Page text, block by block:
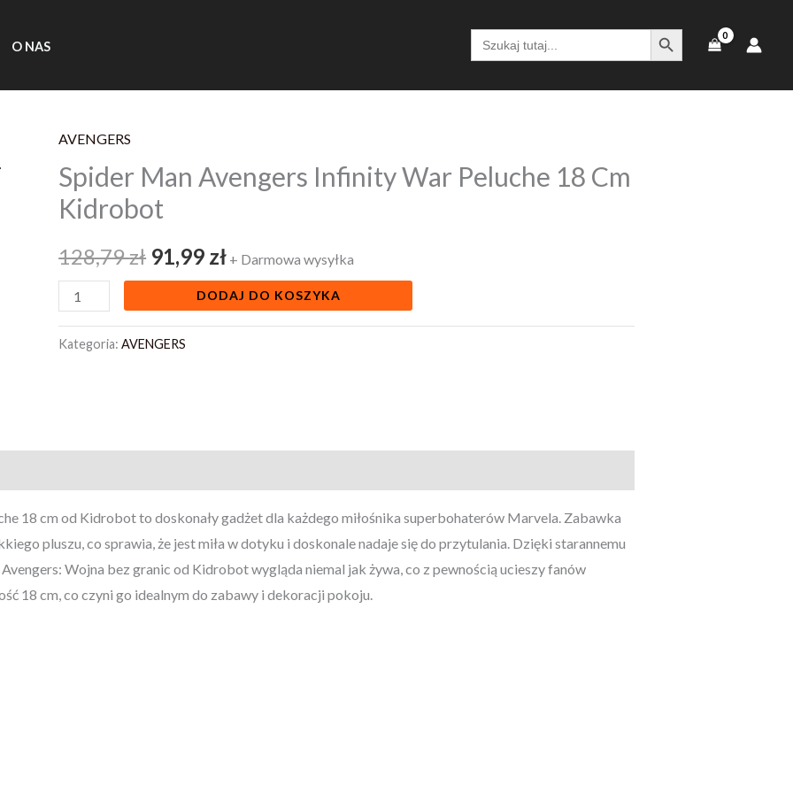
O NAS
Search
for:
SEARCH BUTTON
AVENGERS
Spider Man Avengers Infinity War Peluche 18 Cm
Kidrobot
128,79zł
cena
128,79 zł.
91,99 zł
cena
91,99 zł.
+ Darmowa wysyłka
ilość
Spider
Man
Avengers
Infinity
Peluche
18
Cm
DODAJ DO KOSZYKA
Kategoria:AVENGERS
18 cm od Kidrobot to doskonały gadżet dla każdego miłośnika superbohaterów Marvela. Zabawka
pluszu, co sprawia, że jest miła w dotyku i doskonale nadaje się do przytulania. Dzięki starannemu
Wojna bez granic od Kidrobot wygląda niemal jak żywa, co z pewnością ucieszy fanów
18 cm, co czyni go idealnym do zabawy i dekoracji pokoju.